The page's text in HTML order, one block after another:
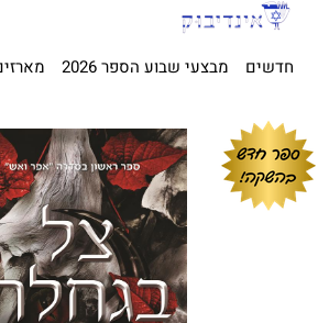
חדשים מבצעי שבוע הספר 2026